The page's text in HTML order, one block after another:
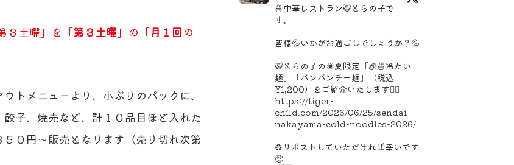
３土曜」を「第３土曜」の「月１回の
トメニューより、小ぶりのパックに、
子、焼売など、計１０品目ほど入れた
０円～販売となります（売り切れ次第
🍜中華レストラン🐯とらの子で
す。
皆様💦いかがお過ごしでしょうか？💦
🐯とらの子の☀️夏限定「🧊🍜冷たい
麺」「バンバンチー麺」（税込
¥1,200）をご紹介いたします🙇‍♂️
https://tiger-
child.com/2026/06/25/sendai-
nakayama-cold-noodles-2026/
♻️リポストしていただければ幸いです
🥺